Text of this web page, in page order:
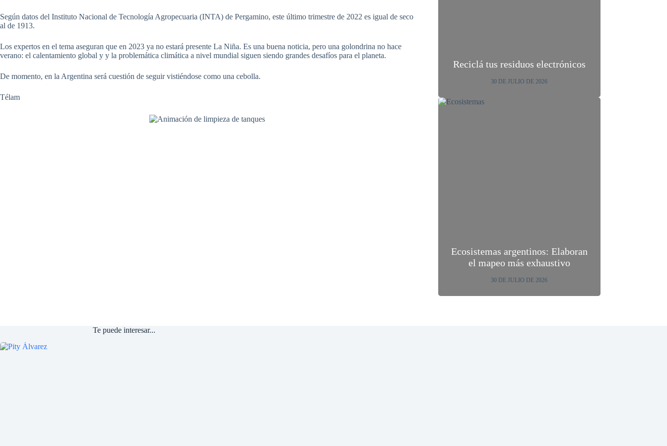
Según datos del Instituto Nacional de Tecnología Agropecuaria (INTA) de Pergamino, este último trimestre de 2022 es igual de seco
al de 1913.
Los expertos en el tema aseguran que en 2023 ya no estará presente La Niña. Es una buena noticia, pero una golondrina no hace
verano: el calentamiento global y y la problemática climática a nivel mundial siguen siendo grandes desafíos para el planeta.
De momento, en la Argentina será cuestión de seguir vistiéndose como una cebolla.
Télam
Reciclá tus residuos electrónicos
30 DE JULIO DE 2026
Ecosistemas argentinos: Elaboran
el mapeo más exhaustivo
30 DE JULIO DE 2026
Te puede interesar...